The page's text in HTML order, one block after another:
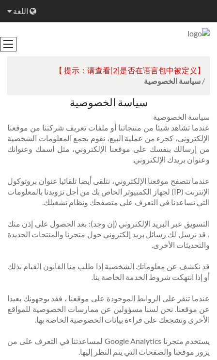
اللغة
【提示：请查看[2]是否在语言包中被定义 】
/ سياسة الخصوصية
سياسة الخصوصية
سياسة الخصوصية
عندما تشاهد شيئا من منتجاتنا أو ملفات تعريف شركتنا من موقعنا
الإلكتروني، كجزء من عملية البيع، نقوم بجمع المعلومات الشخصية
من إرسالك بنفسك على موقعنا الإلكتروني، مثل اسمك وعنوانك
وعنوان بريدك الإلكتروني.
عندما تتصفح موقعنا الإلكتروني، نتلقى أيضا تلقائيا عنوان بروتوكول
الإنترنت (IP) لجهاز الكمبيوتر الخاص بك من أجل تزويدنا بالمعلومات
التي تساعدنا في التعرف على متصفحك ونظام تشغيلك.
التسويق عبر البريد الإلكتروني (إن وجد): بعد الحصول على إذن منك
، قد نرسل لك رسائل بريد إلكتروني حول متجرنا والمنتجات الجديدة
والتحديثات الأخرى.
قد نكشف عن معلوماتك الشخصية إذا طلب منا القانون القيام بذلك
أو إذا انتهكت شروط الخدمة الخاصة بنا.
عندما تنقر على الروابط الموجودة على موقعنا ، فقد يوجهونك بعيدا
عن موقعنا. نحن لسنا مسؤولين عن ممارسات الخصوصية للمواقع
الأخرى ونشجعك على قراءة بيانات الخصوصية الخاصة بها.
يستخدم متجرنا Google Analytics لمساعدتنا في التعرف على من
يزور موقعنا والصفحات التي يتم النظر إليها.